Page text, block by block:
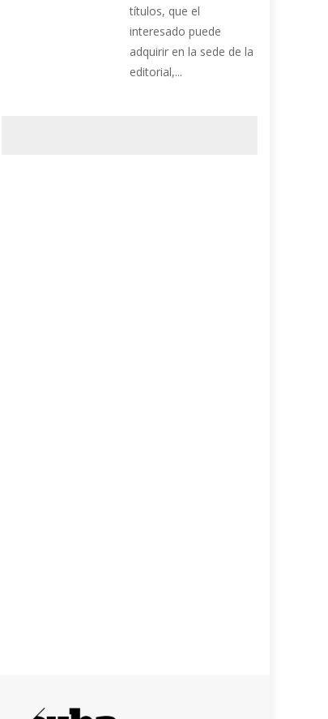
títulos, que el
interesado puede
adquirir en la sede de la
editorial,...